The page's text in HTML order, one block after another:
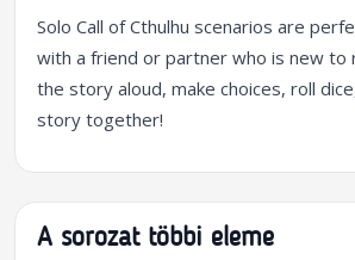
Solo Call of Cthulhu scenarios are
with a friend or partner who is new to
the story aloud, make choices, roll
story together!
A sorozat többi eleme